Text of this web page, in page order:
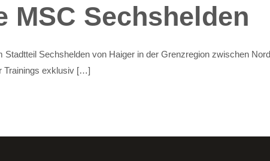
MSC Sechshelden
Sechshelden von Haiger in der Grenzregion zwischen
Trainings exklusiv […]